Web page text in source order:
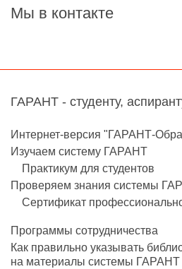
Мы в контакте
ГАРАНТ - студенту,
Интернет-версия "ГАРАНТ-
Изучаем систему ГАРАНТ
Практикум для студентов
Проверяем знания системы
Сертификат
Программы сотрудничества
Как правильно указывать
на материалы системы ГАРАНТ